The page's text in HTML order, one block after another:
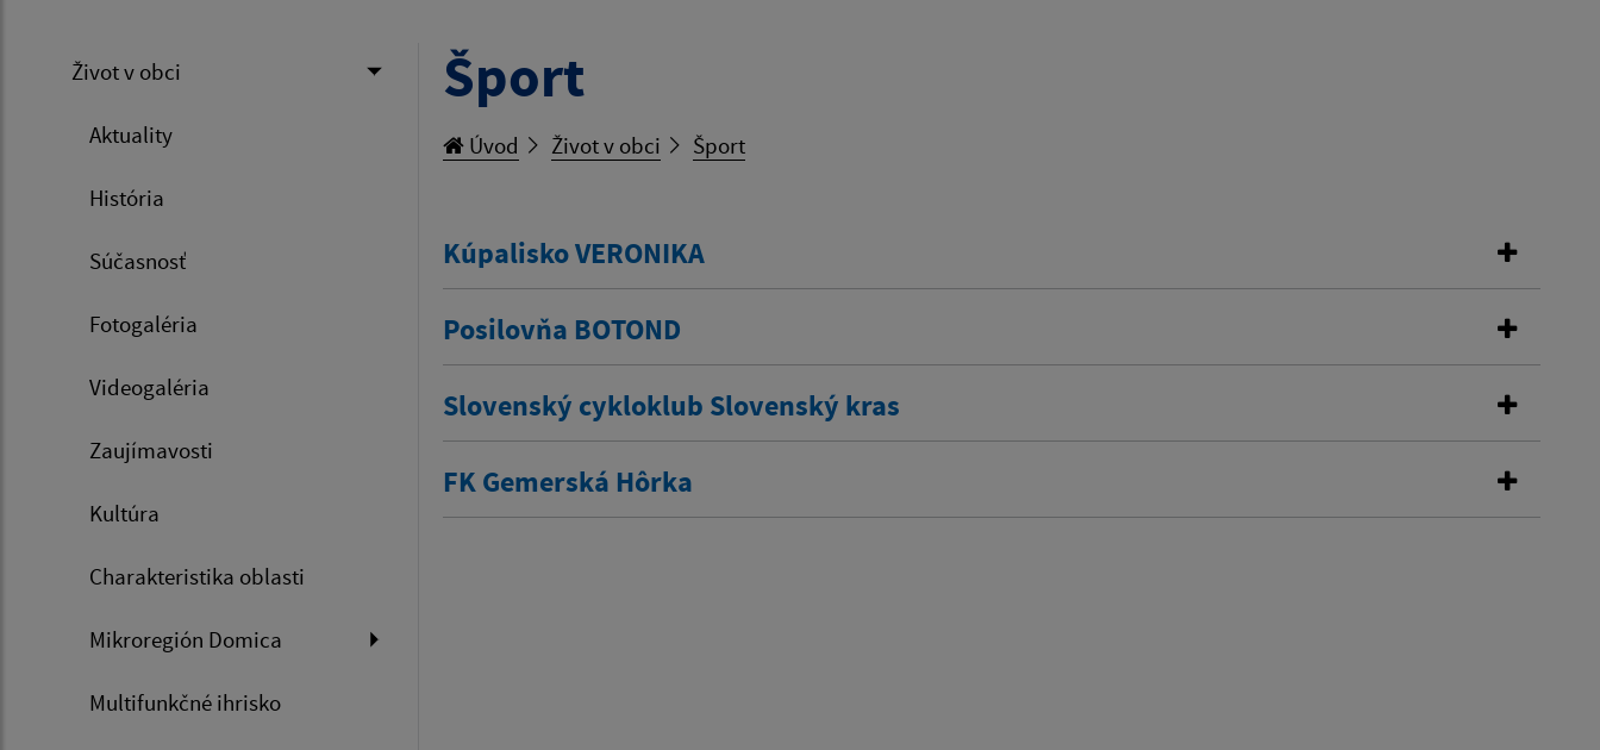
Život v obci
Aktuality
História
Súčasnosť
Fotogaléria
Videogaléria
Zaujímavosti
Kultúra
Charakteristika oblasti
Mikroregión Domica
Multifunkčné ihrisko
Šport
Úvod Život v obci Šport
Kúpalisko VERONIKA
Posilovňa BOTOND
Slovenský cykloklub Slovenský kras
FK Gemerská Hôrka